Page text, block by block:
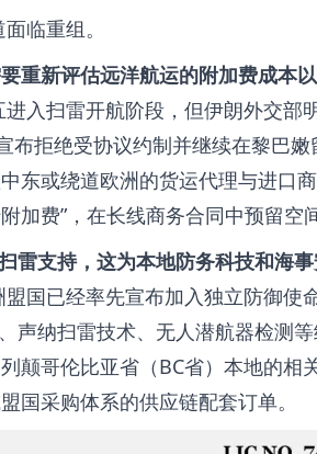
临重组。
重新评估远洋航运的附加费成本
入扫雷开航阶段，但伊朗外交部
布拒绝受协议约制并继续在黎巴嫩
东或绕道欧洲的货运代理与进口
加费”，在长线商务合同中预留空
雷支持，这为本地防务科技和海
国已经率先宣布加入独立防御使
声纳扫雷技术、无人潜航器检测
颠哥伦比亚省（BC省）本地的相
国采购体系的供应链配套订单。